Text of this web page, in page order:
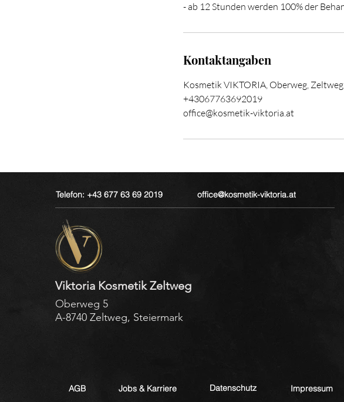
- ab 12 Stunden werden 100% der
Kontaktangaben
Kosmetik VIKTORIA, Oberweg,
+43067763692019
office@kosmetik-viktoria.at
Telefon: +43 677 63 69 2019 office@kosmetik-viktoria.at
Viktoria Kosmetik Zeltweg
Oberweg 5
A-8740 Zeltweg, Steiermark
AGB Jobs & Karriere Datenschutz Impressum